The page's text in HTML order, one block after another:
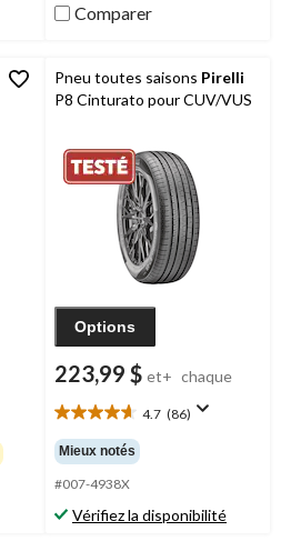
Comparer
Pneu toutes saisons Pirelli
P8 Cinturato pour CUV/VUS
Options
223,99 $ et+ chaque
4.7 (86)
4.7
étoile(s)
sur
5.
86
évaluations
Mieux notés
#007-4938X
Vérifiez la disponibilité